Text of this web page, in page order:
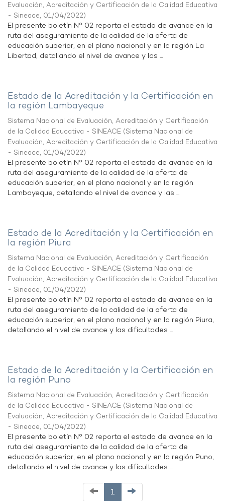
Evaluación, Acreditación y Certificación de la Calidad Educativa
- Sineace, 01/04/2022)
El presente boletín N° 02 reporta el estado de avance en la
ruta del aseguramiento de la calidad de la oferta de
educación superior, en el plano nacional y en la región La
Libertad, detallando el nivel de avance y las ...
Estado de la Acreditación y la Certificación en
la región Lambayeque
Sistema Nacional de Evaluación, Acreditación y Certificación
de la Calidad Educativa - SINEACE (Sistema Nacional de
Evaluación, Acreditación y Certificación de la Calidad Educativa
- Sineace, 01/04/2022)
El presente boletín N° 02 reporta el estado de avance en la
ruta del aseguramiento de la calidad de la oferta de
educación superior, en el plano nacional y en la región
Lambayeque, detallando el nivel de avance y las ...
Estado de la Acreditación y la Certificación en
la región Piura
Sistema Nacional de Evaluación, Acreditación y Certificación
de la Calidad Educativa - SINEACE (Sistema Nacional de
Evaluación, Acreditación y Certificación de la Calidad Educativa
- Sineace, 01/04/2022)
El presente boletín N° 02 reporta el estado de avance en la
ruta del aseguramiento de la calidad de la oferta de
educación superior, en el plano nacional y en la región Piura,
detallando el nivel de avance y las dificultades ...
Estado de la Acreditación y la Certificación en
la región Puno
Sistema Nacional de Evaluación, Acreditación y Certificación
de la Calidad Educativa - SINEACE (Sistema Nacional de
Evaluación, Acreditación y Certificación de la Calidad Educativa
- Sineace, 01/04/2022)
El presente boletín N° 02 reporta el estado de avance en la
ruta del aseguramiento de la calidad de la oferta de
educación superior, en el plano nacional y en la región Puno,
detallando el nivel de avance y las dificultades ...
1